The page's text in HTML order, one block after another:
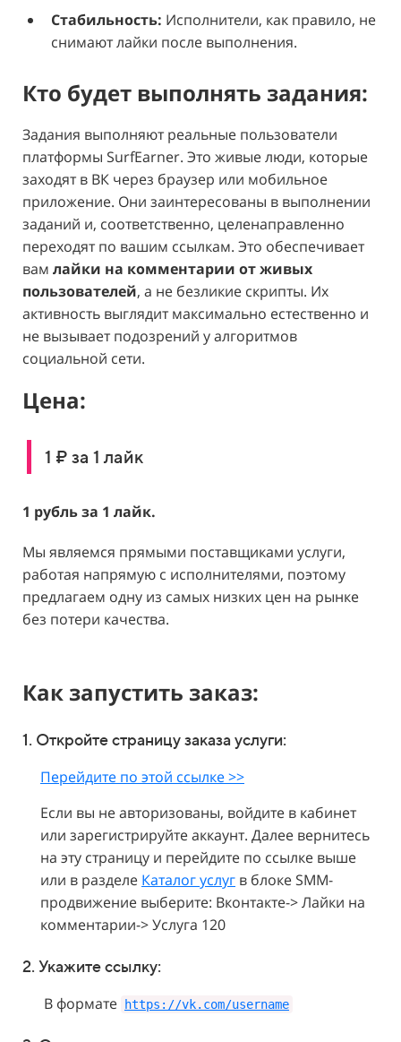
Стабильность: Исполнители, как правило, не
снимают лайки после выполнения.
Кто будет выполнять задания:
Задания выполняют реальные пользователи
платформы SurfEarner. Это живые люди, которые
заходят в ВК через браузер или мобильное
приложение. Они заинтересованы в выполнении
заданий и, соответственно, целенаправленно
переходят по вашим ссылкам. Это обеспечивает
вам лайки на комментарии от живых
пользователей, а не безликие скрипты. Их
активность выглядит максимально естественно и
не вызывает подозрений у алгоритмов
социальной сети.
Цена:
1 ₽ за 1 лайк
1 рубль за 1 лайк.
Мы являемся прямыми поставщиками услуги,
работая напрямую с исполнителями, поэтому
предлагаем одну из самых низких цен на рынке
без потери качества.
Как запустить заказ:
1. Откройте страницу заказа услуги:
Перейдите по этой ссылке >>
Если вы не авторизованы, войдите в кабинет
или зарегистрируйте аккаунт. Далее вернитесь
на эту страницу и перейдите по ссылке выше
или в разделе Каталог услуг в блоке SMM-
продвижение выберите: Вконтакте-> Лайки на
комментарии-> Услуга 120
2. Укажитессылку:
В формате https://vk.com/username